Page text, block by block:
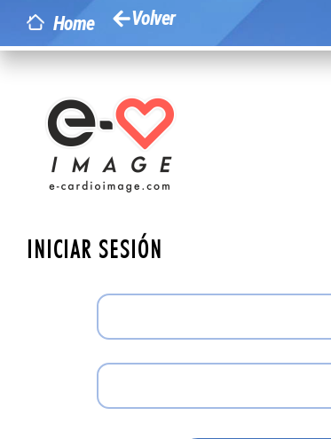
Home Volver
INICIAR SESIÓN